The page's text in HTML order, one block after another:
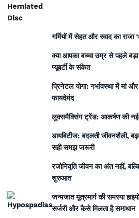
गर्मियों में सेहत और स्वाद का राजा
क्या आपका बच्चा उम्र से पहले बड़ा
प्यूबर्टी के संकेत
प्रिनेटल योगा: गर्भावस्था में मां
फायदेमंद
लुक्समैक्सिंग ट्रेंड: आकर्षण की नई
डायबिटीज: बदलती जीवनशैली,
सही समझ जरूरी
रजोनिवृति जीवन का अंत नहीं,
शुरुआत
जन्मजात मूत्रमार्ग की समस्या
सर्जरी और कैसे मिलता है समाधान